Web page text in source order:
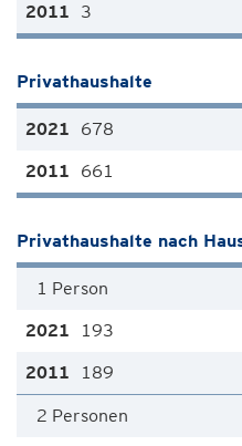
3
Privathaushalte
678
661
Privathaushalte nach
1 Person
193
189
2 Personen